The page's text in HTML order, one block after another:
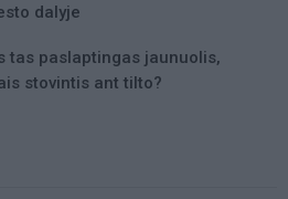
dalyje
tas paslaptingas jaunuolis,
stovintis ant tilto?